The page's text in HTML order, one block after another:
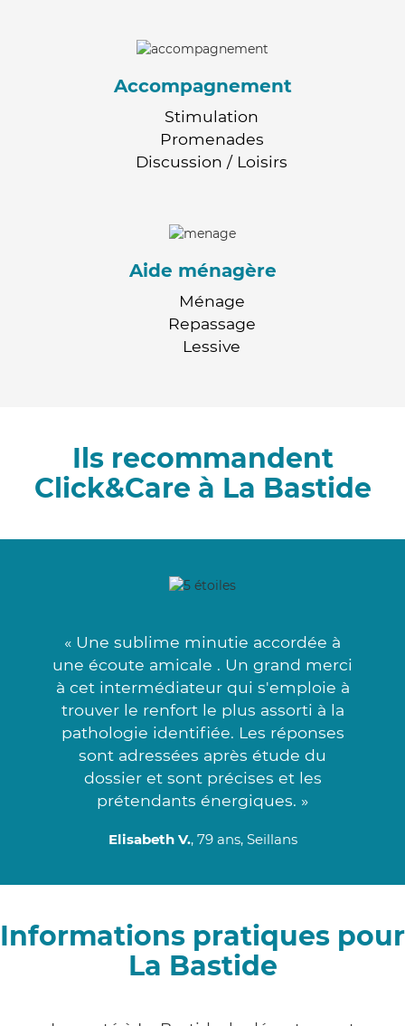
Accompagnement
Stimulation
Promenades
Discussion / Loisirs
Aide ménagère
Ménage
Repassage
Lessive
Ils recommandent
Click&Care à La Bastide
« Une sublime minutie accordée à
une écoute amicale . Un grand merci
à cet intermédiateur qui s'emploie à
trouver le renfort le plus assorti à la
pathologie identifiée. Les réponses
sont adressées après étude du
dossier et sont précises et les
prétendants énergiques. »
Elisabeth V., 79 ans, Seillans
Informations pratiques pour
La Bastide